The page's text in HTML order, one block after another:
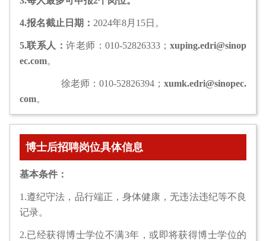
4.报名截止日期： 2024年8月15日。
5.联系人：许老师：010-52826333；xuping.edri@sinop
ec.com。
徐老师：010-52826394； xumk.edri@sinopec.
com。
博士后招聘岗位具体信息
基本条件：
1.遵纪守法，品行端正，身体健康，无违法违纪等不良
记录。
2.已经获得博士学位不满3年，或即将获得博士学位的